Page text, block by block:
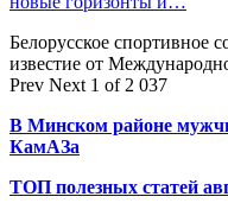
Белорусское спортивное
известие от
Prev Next 1 of 2 037
В Минском районе
КамАЗа
ТОП полезных статей